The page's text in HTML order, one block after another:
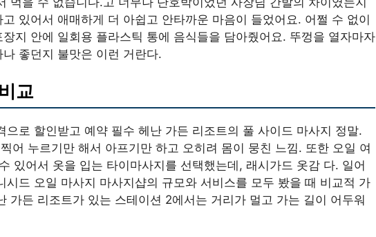
있어서 애매하게 더 아쉽고 안타까운 마음이 들었어요. 어쩔 수 없이
지 안에 일회용 플라스틱 통에 음식들을 담아줬어요. 뚜껑을 열자마자
좋던지 불맛은 이런 거란다.
교
으로 할인받고 예약 필수 헤난 가든 리조트의 풀 사이드 마사지 정말.
어 누르기만 해서 아프기만 하고 오히려 몸이 뭉친 느낌. 또한 오일 여
있어서 옷을 입는 타이마사지를 선택했는데, 래시가드 옷감 다. 일어
시드 오일 마사지 마사지샵의 규모와 서비스를 모두 봤을 때 비교적 가
가든 리조트가 있는 스테이션 2에서는 거리가 멀고 가는 길이 어두워